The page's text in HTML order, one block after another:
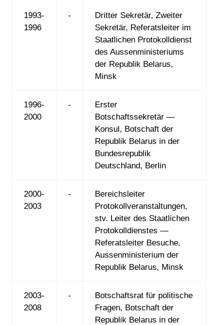
1993-
1996
-
Dritter Sekretär, Zweiter
Sekretär, Referatsleiter im
Staatlichen Protokolldienst
des Aussenministeriums
der Republik Belarus,
Minsk
1996-
2000
-
Erster
Botschaftssekretär —
Konsul, Botschaft der
Republik Belarus in der
Bundesrepublik
Deutschland, Berlin
2000-
2003
-
Bereichsleiter
Protokollveranstaltungen,
stv. Leiter des Staatlichen
Protokolldienstes —
Referatsleiter Besuche,
Aussenministerium der
Republik Belarus, Minsk
2003-
2008
-
Botschaftsrat für politische
Fragen, Botschaft der
Republik Belarus in der